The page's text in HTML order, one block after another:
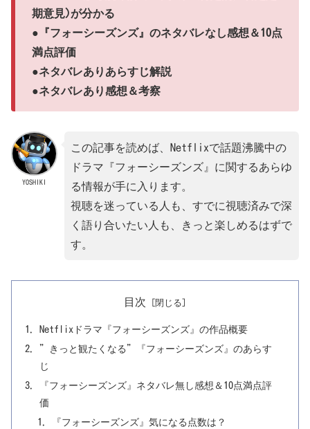
期意見)が分かる
●『フォーシーズンズ』のネタバレなし感想＆10点
満点評価
●ネタバレありあらすじ解説
●ネタバレあり感想＆考察
YOSHIKI
この記事を読めば、Netflixで話題沸騰中の
ドラマ『フォーシーズンズ』に関するあらゆ
る情報が手に入ります。
視聴を迷っている人も、すでに視聴済みで深
く語り合いたい人も、きっと楽しめるはずで
す。
目次
Netflixドラマ『フォーシーズンズ』の作品概要
”きっと観たくなる”『フォーシーズンズ』のあらす
じ
『フォーシーズンズ』ネタバレ無し感想＆10点満点評
価
『フォーシーズンズ』気になる点数は？